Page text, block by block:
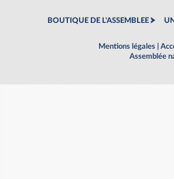
BOUTIQUE DE L'ASSEMBLEE
Mentions légales
Assemblée